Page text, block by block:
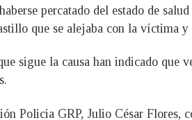
percatado del estado de
que se alejaba con la víctima
sigue la causa han indicado que
Policia GRP, Julio César Flores,